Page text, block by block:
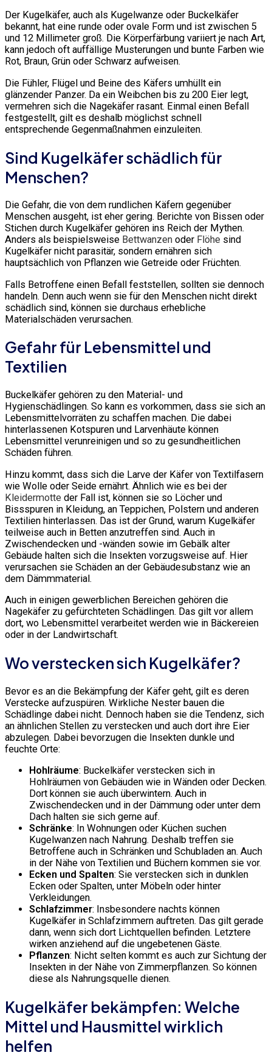
Der Kugelkäfer, auch als Kugelwanze oder Buckelkäfer
bekannt, hat eine runde oder ovale Form und ist zwischen 5
und 12 Millimeter groß. Die Körperfärbung variiert je nach Art,
kann jedoch oft auffällige Musterungen und bunte Farben wie
Rot, Braun, Grün oder Schwarz aufweisen.
Die Fühler, Flügel und Beine des Käfers umhüllt ein
glänzender Panzer. Da ein Weibchen bis zu 200 Eier legt,
vermehren sich die Nagekäfer rasant. Einmal einen Befall
festgestellt, gilt es deshalb möglichst schnell
entsprechende Gegenmaßnahmen einzuleiten.
Sind Kugelkäfer schädlich für
Menschen?
Die Gefahr, die von dem rundlichen Käfern gegenüber
Menschen ausgeht, ist eher gering. Berichte von Bissen oder
Stichen durch Kugelkäfer gehören ins Reich der Mythen.
Anders als beispielsweise Bettwanzen oder Flöhe sind
Kugelkäfer nicht parasitär, sondern ernähren sich
hauptsächlich von Pflanzen wie Getreide oder Früchten.
Falls Betroffene einen Befall feststellen, sollten sie dennoch
handeln. Denn auch wenn sie für den Menschen nicht direkt
schädlich sind, können sie durchaus erhebliche
Materialschäden verursachen.
Gefahr für Lebensmittel und
Textilien
Buckelkäfer gehören zu den Material- und
Hygienschädlingen. So kann es vorkommen, dass sie sich an
Lebensmittelvorräten zu schaffen machen. Die dabei
hinterlassenen Kotspuren und Larvenhäute können
Lebensmittel verunreinigen und so zu gesundheitlichen
Schäden führen.
Hinzu kommt, dass sich die Larve der Käfer von Textilfasern
wie Wolle oder Seide ernährt. Ähnlich wie es bei der
Kleidermotte der Fall ist, können sie so Löcher und
Bissspuren in Kleidung, an Teppichen, Polstern und anderen
Textilien hinterlassen. Das ist der Grund, warum Kugelkäfer
teilweise auch in Betten anzutreffen sind. Auch in
Zwischendecken und -wänden sowie im Gebälk alter
Gebäude halten sich die Insekten vorzugsweise auf. Hier
verursachen sie Schäden an der Gebäudesubstanz wie an
dem Dämmmaterial.
Auch in einigen gewerblichen Bereichen gehören die
Nagekäfer zu gefürchteten Schädlingen. Das gilt vor allem
dort, wo Lebensmittel verarbeitet werden wie in Bäckereien
oder in der Landwirtschaft.
Wo verstecken sich Kugelkäfer?
Bevor es an die Bekämpfung der Käfer geht, gilt es deren
Verstecke aufzuspüren. Wirkliche Nester bauen die
Schädlinge dabei nicht. Dennoch haben sie die Tendenz, sich
an ähnlichen Stellen zu verstecken und auch dort ihre Eier
abzulegen. Dabei bevorzugen die Insekten dunkle und
feuchte Orte:
Hohlräume: Buckelkäfer verstecken sich in
Hohlräumen von Gebäuden wie in Wänden oder Decken.
Dort können sie auch überwintern. Auch in
Zwischendecken und in der Dämmung oder unter dem
Dach halten sie sich gerne auf.
Schränke: In Wohnungen oder Küchen suchen
Kugelwanzen nach Nahrung. Deshalb treffen sie
Betroffene auch in Schränken und Schubladen an. Auch
in der Nähe von Textilien und Büchern kommen sie vor.
Ecken und Spalten: Sie verstecken sich in dunklen
Ecken oder Spalten, unter Möbeln oder hinter
Verkleidungen.
Schlafzimmer: Insbesondere nachts können
Kugelkäfer in Schlafzimmern auftreten. Das gilt gerade
dann, wenn sich dort Lichtquellen befinden. Letztere
wirken anziehend auf die ungebetenen Gäste.
Pflanzen: Nicht selten kommt es auch zur Sichtung der
Insekten in der Nähe von Zimmerpflanzen. So können
diese als Nahrungsquelle dienen.
Kugelkäfer bekämpfen: Welche
Mittel und Hausmittel wirklich
helfen